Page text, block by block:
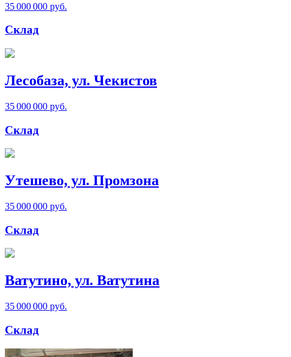
35 000 000 руб.
Склад
Лесобаза, ул. Чекистов
35 000 000 руб.
Склад
Утешево, ул. Промзона
35 000 000 руб.
Склад
Ватутино, ул. Ватутина
35 000 000 руб.
Склад